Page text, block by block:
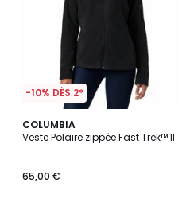
-10% DÈS 2*
COLUMBIA
Veste Polaire zippée Fast Trek™ II
65,00 €
4
/
3
Couleurs